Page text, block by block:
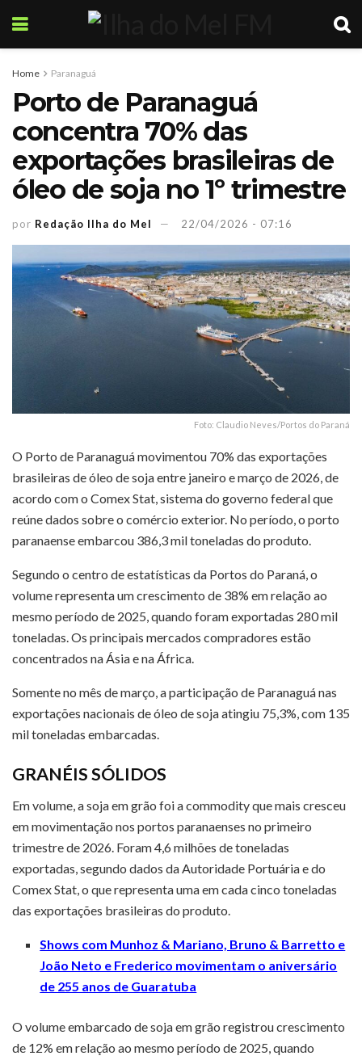
Home Paranaguá
Porto de Paranaguá
concentra 70% das
exportações brasileiras de
óleo de soja no 1º trimestre
por Redação Ilha do Mel 22/04/2026 - 07:16
Foto: Claudio Neves/Portos do Paraná
O Porto de Paranaguá movimentou 70% das exportações
brasileiras de óleo de soja entre janeiro e março de 2026, de
acordo com o Comex Stat, sistema do governo federal que
reúne dados sobre o comércio exterior. No período, o porto
paranaense embarcou 386,3 mil toneladas do produto.
Segundo o centro de estatísticas da Portos do Paraná, o
volume representa um crescimento de 38% em relação ao
mesmo período de 2025, quando foram exportadas 280 mil
toneladas. Os principais mercados compradores estão
concentrados na Ásia e na África.
Somente no mês de março, a participação de Paranaguá nas
exportações nacionais de óleo de soja atingiu 75,3%, com 135
mil toneladas embarcadas.
GRANÉIS SÓLIDOS
Em volume, a soja em grão foi a commodity que mais cresceu
em movimentação nos portos paranaenses no primeiro
trimestre de 2026. Foram 4,6 milhões de toneladas
exportadas, segundo dados da Autoridade Portuária e do
Comex Stat, o que representa uma em cada cinco toneladas
das exportações brasileiras do produto.
Shows com Munhoz & Mariano, Bruno & Barretto e
João Neto e Frederico movimentam o aniversário
de 255 anos de Guaratuba
O volume embarcado de soja em grão registrou crescimento
de 12% em relação ao mesmo período de 2025, quando